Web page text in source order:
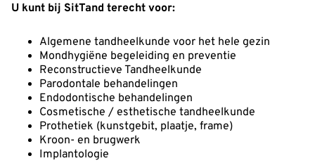
U kunt bij SitTand terecht voor:
Algemene tandheelkunde voor het hele gezin
Mondhygiëne begeleiding en preventie
Reconstructieve Tandheelkunde
Parodontale behandelingen
Endodontische behandelingen
Cosmetische / esthetische tandheelkunde
Prothetiek (kunstgebit, plaatje, frame)
Kroon- en brugwerk
Implantologie